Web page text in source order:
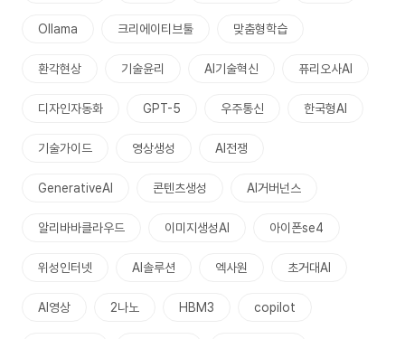
Ollama 크리에이티브툴 맞춤형학습
환각현상 기술윤리 AI기술혁신 퓨리오사AI
디자인자동화 GPT-5 우주통신 한국형AI
기술가이드 영상생성 AI전쟁
GenerativeAI 콘텐츠생성 AI거버넌스
알리바바클라우드 이미지생성AI 아이폰se4
위성인터넷 AI솔루션 엑사원 초거대AI
AI영상 2나노 HBM3 copilot